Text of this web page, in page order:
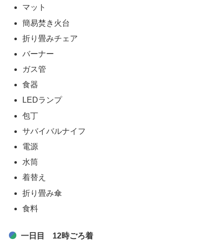
マット
簡易焚き火台
折り畳みチェア
バーナー
ガス管
食器
LEDランプ
包丁
サバイバルナイフ
電源
水筒
着替え
折り畳み傘
食料
一日目 12時ごろ着